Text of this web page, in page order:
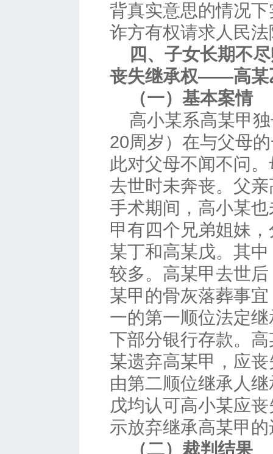
背真实意思的情况
诈方有权请求人民
四、子女长期不
丧失继承权——高某
（一）基本案情
高小某系高某甲
20周岁）在与父母
此对父母不闻不问
去世时未奔丧。父
手术期间，高小某
甲有四个兄弟姐妹
某丁和高某戊。其
较多。高某甲去世
某甲的骨灰落葬事
一的第一顺位法定
下部分银行存款。
某遗弃高某甲，应
由第二顺位继承人
戊均认可高小某应
示放弃继承高某甲
（二）裁判结果